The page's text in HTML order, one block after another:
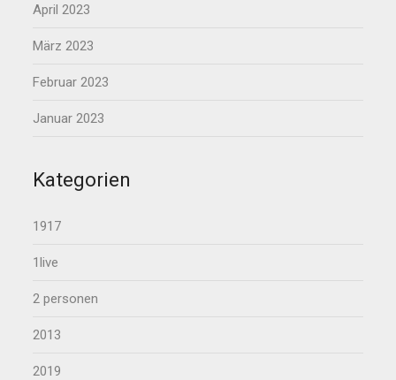
April 2023
März 2023
Februar 2023
Januar 2023
Kategorien
1917
1live
2 personen
2013
2019